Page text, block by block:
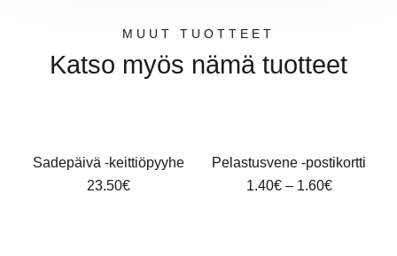
MUUT TUOTTEET
Katso myös nämä tuotteet
Sadepäivä -keittiöpyyhe
23.50€
Pelastusvene -postikortti
1.40€ – 1.60€